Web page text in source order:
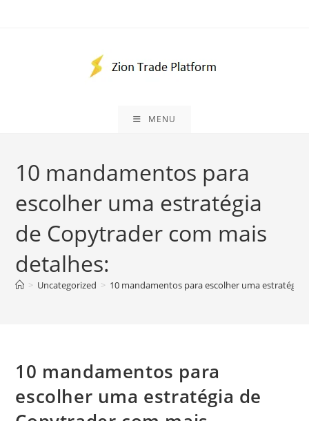
MENU
10 mandamentos para
escolher uma estratégia
de Copytrader com mais
detalhes:
> Uncategorized > 10 mandamentos para escolher uma estratégia
10 mandamentos para
escolher uma estratégia de